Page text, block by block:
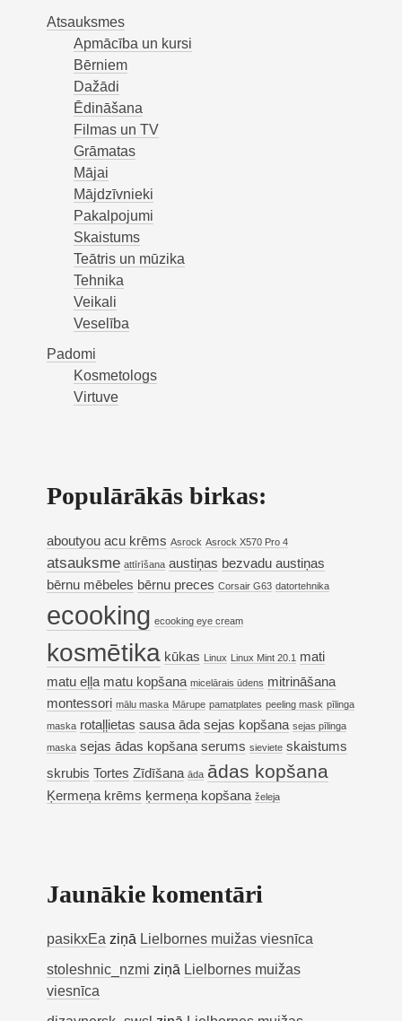
Atsauksmes
Apmācība un kursi
Bērniem
Dažādi
Ēdināšana
Filmas un TV
Grāmatas
Mājai
Mājdzīvnieki
Pakalpojumi
Skaistums
Teātris un mūzika
Tehnika
Veikali
Veselība
Padomi
Kosmetologs
Virtuve
Populārākās birkas:
aboutyou acu krēms Asrock Asrock X570 Pro 4
atsauksme attīrīšana austiņas bezvadu austiņas
bērnu mēbeles bērnu preces Corsair G63 datortehnika
ecooking ecooking eye cream
kosmētika kūkas Linux Linux Mint 20.1
mati
matu eļļa matu kopšana micelārais ūdens mitrināšana
montessori mālu maska Mārupe pamatplates peeling mask pīlinga
maska rotaļļietas sausa āda sejas kopšana sejas pīlinga
maska sejas ādas kopšana serums sieviete skaistums
skrubis Tortes Zīdīšana āda ādas kopšana
Ķermeņa krēms ķermeņa kopšana želeja
Jaunākie komentāri
pasikxEa ziņā Lielbornes muižas viesnīca
stoleshnic_nzmi ziņā Lielbornes muižas
viesnīca